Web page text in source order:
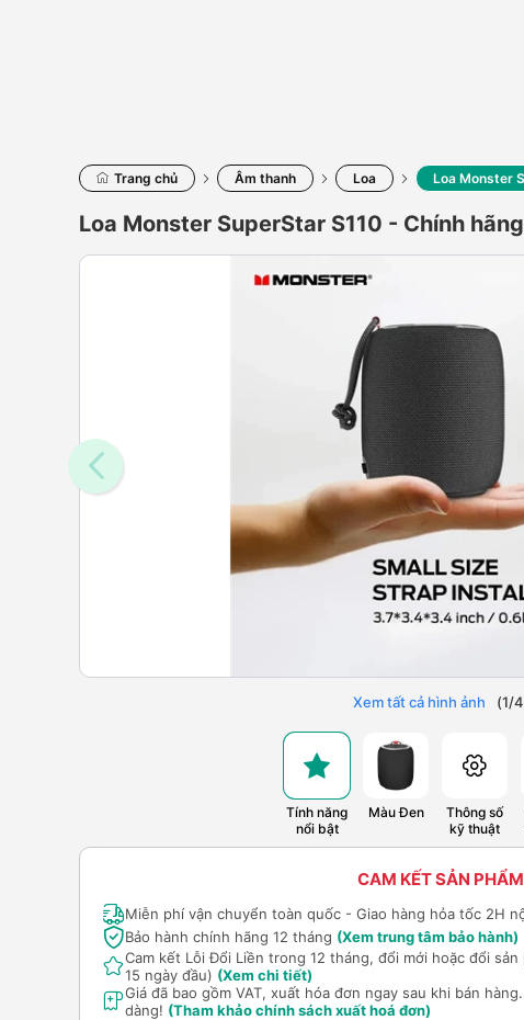
Trang chủ Âm thanh Loa Loa Monster
Loa Monster SuperStar S110 - Chính hãng
Xem tất cả hình ảnh (1/4
Tính năng
nổi bật
Màu Đen
Thông số
kỹ thuật
CAM KẾT SẢN PHẨM
Miễn phí vận chuyển toàn quốc - Giao hàng hỏa tốc 2H
Bảo hành chính hãng 12 tháng (Xem trung tâm bảo hành)
Cam kết Lỗi Đổi Liền trong 12 tháng, đổi mới hoặc đổi
15 ngày đầu) (Xem chi tiết)
Giá đã bao gồm VAT, xuất hóa đơn ngay sau khi bán
dàng! (Tham khảo chính sách xuất hoá đơn)